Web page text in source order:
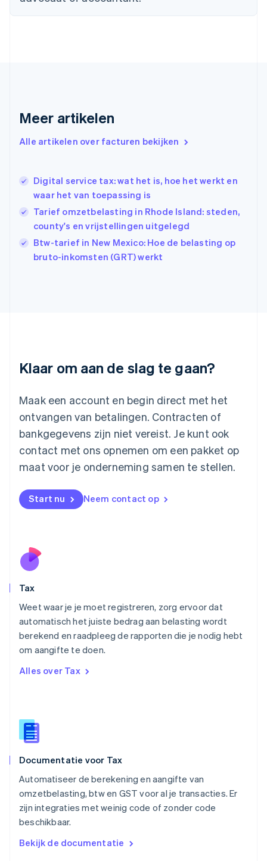
Meer artikelen
Alle artikelen over facturen bekijken
Digital service tax: wat het is, hoe het werkt en
waar het van toepassing is
Tarief omzetbelasting in Rhode Island: steden,
county's en vrijstellingen uitgelegd
Btw-tarief in New Mexico: Hoe de belasting op
bruto-inkomsten (GRT) werkt
Klaar om aan de slag te gaan?
Maak een account en begin direct met het
ontvangen van betalingen. Contracten of
bankgegevens zijn niet vereist. Je kunt ook
contact met ons opnemen om een pakket op
maat voor je onderneming samen te stellen.
Start nu Neem contact op
Tax
Weet waar je je moet registreren, zorg ervoor dat
automatisch het juiste bedrag aan belasting wordt
berekend en raadpleeg de rapporten die je nodig hebt
om aangifte te doen.
Alles over Tax
Documentatie voor Tax
Automatiseer de berekening en aangifte van
omzetbelasting, btw en GST voor al je transacties. Er
zijn integraties met weinig code of zonder code
beschikbaar.
Bekijk de documentatie
English
Griekenland
English
Hongkong SAR, China
English简体中文
Ierland
India
English
Italië
Litouwen
Luxemburg
Maleisië
English简体中文
Malta
English
Mexico
Nederland
NederlandsEnglish
English
Oostenrijk
English
Portugal
English
Roemenië
English
Singapore
English 简体中文
English
Spanje
Thailand
ไทยEnglish
Tsjechië
Vasteland van China
简体中文English
English